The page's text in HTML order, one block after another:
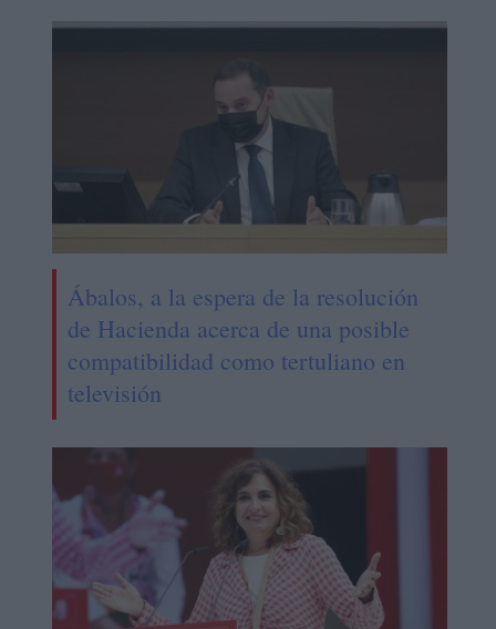
Ábalos, a la espera de la resolución
de Hacienda acerca de una posible
compatibilidad como tertuliano en
televisión